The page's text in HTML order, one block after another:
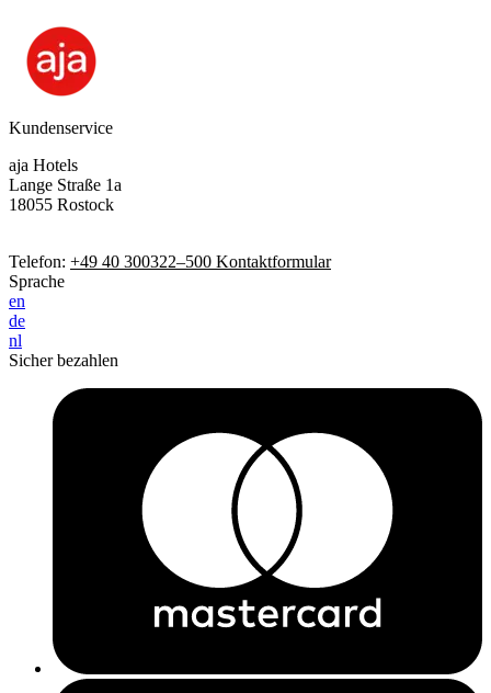
Kundenservice
aja Hotels
Lange Straße 1a
18055 Rostock
Telefon: +49 40 300322–500 Kontaktformular
Sprache
en
de
nl
Sicher bezahlen